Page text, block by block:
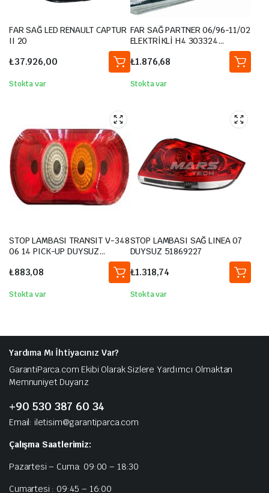
2010-2014 1.8 TSI
2010-2014 1.4 TSI EcoFuel 150HP
2010-2014 122HP
2010-2013
170HP
2011-2014 3.6 FSI 4motion
2012-2014 1.4 TSI 160HP
2012-2014 2.0 TDI
2010-2014
2010-2014 136HP
2.0 TDI 4motion 170HP
2010-2014 1.4 TSI EcoFuel
2011-2014 3.6 FSI 4motion 300HP
2012-2014 1.4 TSI
2012-2014 2.0 TDI 177HP
2.0 TDI 4motion 177HP
FAR SAĞ LED RENAULT CAPTUR
II 20
₺37.926,00
Stokta var
FAR SAĞ PARTNER 06/96-11/02
ELEKTRİKLİ H4 303324
6205.P8
₺1.876,68
Stokta var
STOP LAMBASI TRANSIT V-348
06 14 PICK-UP DUYSUZ
7C1613404AA-7C1613404AB-
1930741
₺883,08
Stokta var
STOP LAMBASI SAĞ LINEA 07
DUYSUZ 51869227
₺1.318,74
Stokta var
Yardıma Mı İhtiyacınız Var?
GarantiParca.com Ekibi Olarak Sizlere Yardımcı Olmaktan
Memnuniyet Duyarız
+90 530 387 60 34
Email: iletisim@garantiparca.com
Çalışma Saatlerimiz:
Pazartesi – Cuma: 09:00 – 18:30
Cumartesi : 09:45 – 16:00